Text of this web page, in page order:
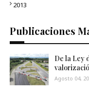
2013
Publicaciones
De la Ley
Agosto 04,